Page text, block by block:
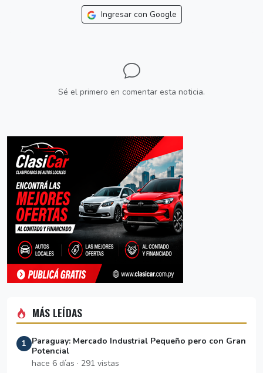
Ingresar con Google
Sé el primero en comentar esta noticia.
MÁS LEÍDAS
1
Paraguay: Mercado Industrial Pequeño pero con Gran
Potencial
hace 6 días · 291 vistas